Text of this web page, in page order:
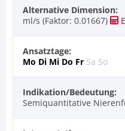
Alternative Dimension:
ml/s (Faktor: 0.01667)
Ansatztage:
Mo Di Mi Do Fr Sa So
Indikation/Bedeutung:
Semiquantitative